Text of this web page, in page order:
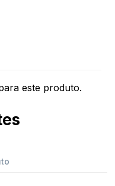
este produto.